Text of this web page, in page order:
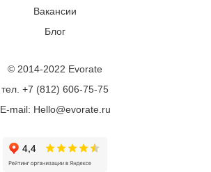
Вакансии
Блог
© 2014-2022 Evorate
тел. +7 (812) 606-75-75
E-mail: Hello@evorate.ru